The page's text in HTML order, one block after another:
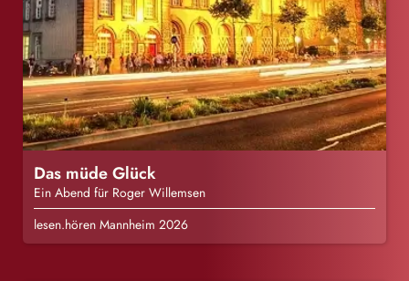
Das müde Glück
Ein Abend für Roger Willemsen
lesen.hören Mannheim 2026